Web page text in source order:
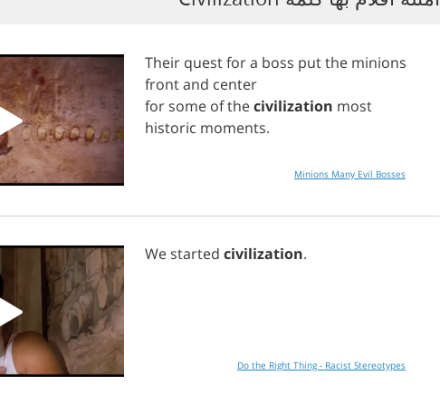
Their questfora boss putthe minions
frontand center
for some ofthecivilization most
historic moments.
Minions Many Evil Bosses
We started civilization.
Do the Right Thing - Racist Stereotypes